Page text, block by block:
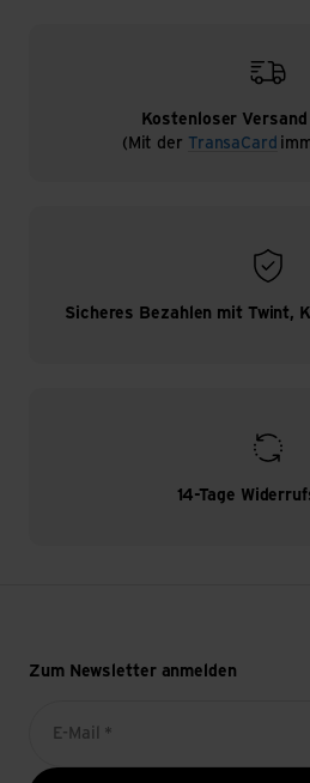
Kostenloser
(Mit der TransaCard
Sicheres Bezahlen mit Twint,
14-Tage
Zum Newsletter anmelden
E-Mail *